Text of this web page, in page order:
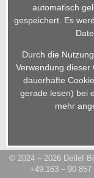
automatisch
gespeichert. Es
Durch die
Verwendung
dauerhafte
gerade lesen) bei
mehr
© 2024 – 2026 Detlef
+49.163 – 90